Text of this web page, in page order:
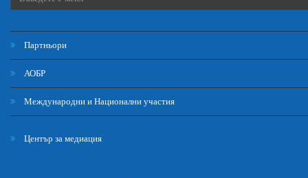
Партньори
АОБР
Международни и Национални участия
Център за медиация